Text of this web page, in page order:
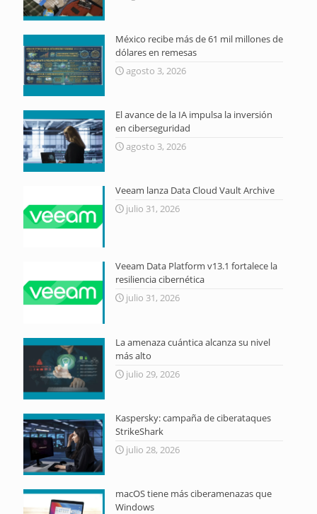
México recibe más de 61 mil millones de
dólares en remesas
agosto 3, 2026
El avance de la IA impulsa la inversión
en ciberseguridad
agosto 3, 2026
Veeam lanza Data Cloud Vault Archive
julio 31, 2026
Veeam Data Platform v13.1 fortalece la
resiliencia cibernética
julio 31, 2026
La amenaza cuántica alcanza su nivel
más alto
julio 29, 2026
Kaspersky: campaña de ciberataques
StrikeShark
julio 28, 2026
macOS tiene más ciberamenazas que
Windows